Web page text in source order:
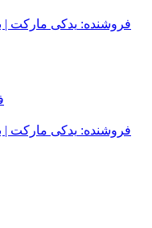
فروشنده: یدکی مارکت |
فروشنده: یدکی مارکت |